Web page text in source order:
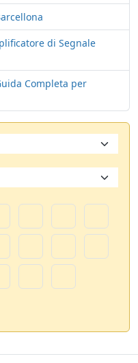
di Segnale
Completa per